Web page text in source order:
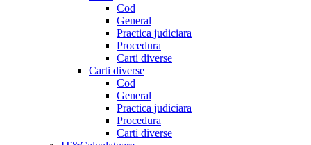
Cod
General
Practica judiciara
Procedura
Carti diverse
Carti diverse
Cod
General
Practica judiciara
Procedura
Carti diverse